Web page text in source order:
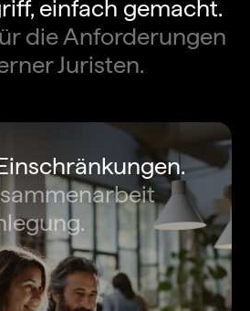
einfach gemacht.
die Anforderungen
Juristen.